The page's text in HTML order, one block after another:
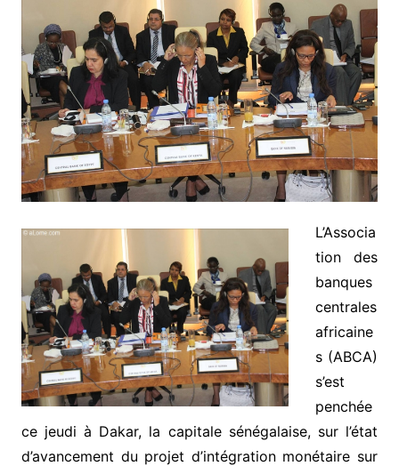
L’Associa
tion des
banques
centrales
africaine
s (ABCA)
s’est
penchée
ce jeudi à Dakar, la capitale sénégalaise, sur l’état
d’avancement du projet d’intégration monétaire sur